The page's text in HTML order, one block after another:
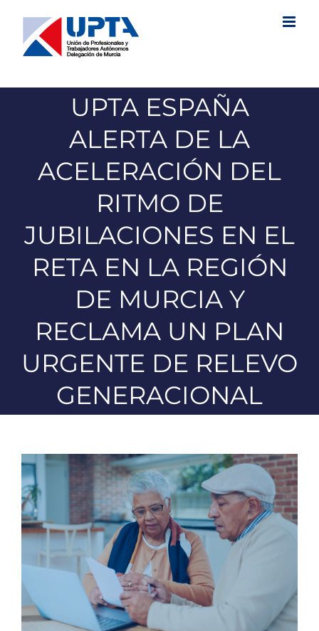
contenido
UPTA ESPAÑA
ALERTA DE LA
ACELERACIÓN DEL
RITMO DE
JUBILACIONES EN EL
RETA EN LA REGIÓN
DE MURCIA Y
RECLAMA UN PLAN
URGENTE DE RELEVO
GENERACIONAL
Ver
imagen
más
grande